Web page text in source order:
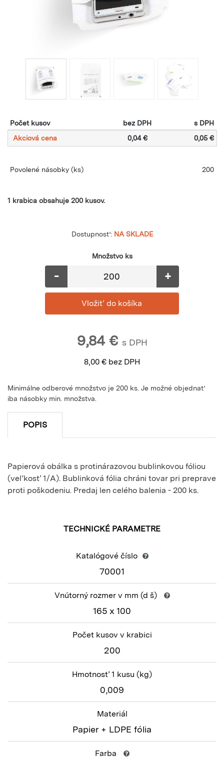
Počet kusov bez DPH
s DPH
Akciová cena
0,04 € 0,05 €
Povolené násobky (ks) 200
1 krabica obsahuje 200 kusov.
Dostupnosť: NA SKLADE
Množstvo ks
- +
9,84€ s DPH
8,00 € bez DPH
Minimálne odberové množstvo je 200 ks. Je možné objednať
iba násobky min. množstva.
POPIS
Papierová obálka s protinárazovou bublinkovou fóliou
(veľkosť 1/A). Bublinková fólia chráni tovar pri preprave
proti poškodeniu. Predaj len celého balenia - 200 ks.
TECHNICKÉ PARAMETRE
Katalógové číslo
70001
Vnútorný rozmer v mm (d š)
165 x 100
Počet kusov v krabici
200
Hmotnosť 1 kusu (kg)
0,009
Materiál
Papier + LDPE fólia
Farba